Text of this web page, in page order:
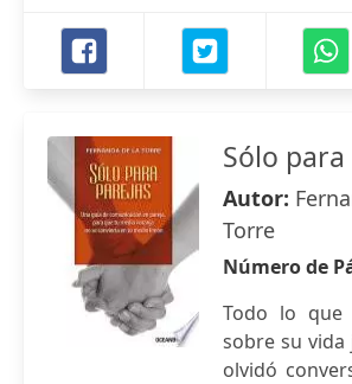
Sólo
Autor:
Torre
Número de
Todo lo que
sobre su vida
olvidó